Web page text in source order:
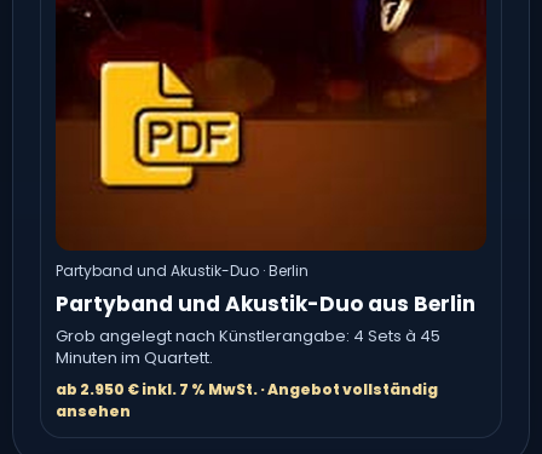
Partyband und Akustik-Duo · Berlin
Partyband und Akustik-Duo aus Berlin
Grob angelegt nach Künstlerangabe: 4 Sets à 45
Minuten im Quartett.
ab 2.950 € inkl. 7 % MwSt. · Angebot vollständig
ansehen